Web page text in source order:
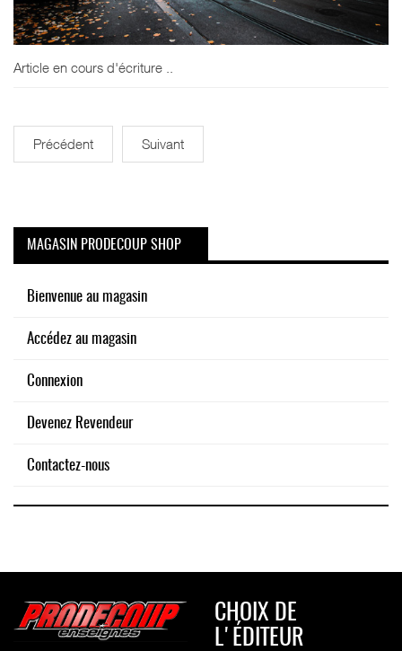
Article en cours d'écriture ..
Précédent Suivant
MAGASIN PRODECOUP SHOP
Bienvenue au magasin
Accédez au magasin
Connexion
Devenez Revendeur
Contactez-nous
CHOIX DE
L'ÉDITEUR